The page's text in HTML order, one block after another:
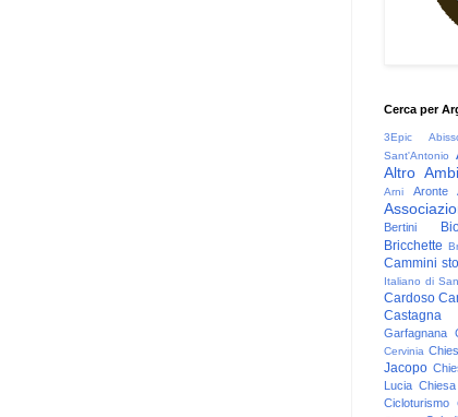
Cerca per
3Epic
Sant'Antonio
Altro
Arni Aronte
Bertini
Bricchette
Cammini
Italiano di
Cardoso
Castagna
Garfagnana
Cervinia
Jacopo
Lucia
Cicloturismo